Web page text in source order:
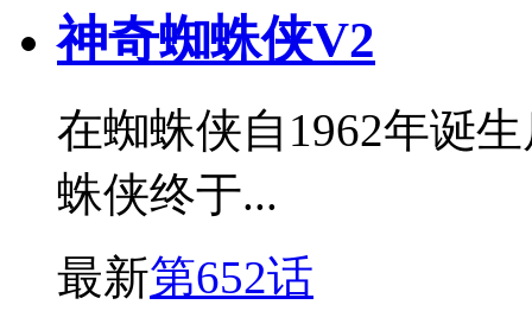
神奇蜘蛛侠V2
在蜘蛛侠自1962年诞
蛛侠终于...
最新第652话